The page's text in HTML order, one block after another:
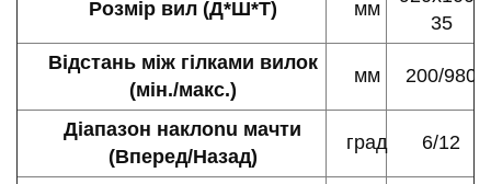
Розмір вил (Д*Ш*Т) мм
35
Відстань між гілками вилок
(мін./макс.)
мм 200/980
Діапазон наклоnu мачти
(Вперед/Назад)
град 6/12